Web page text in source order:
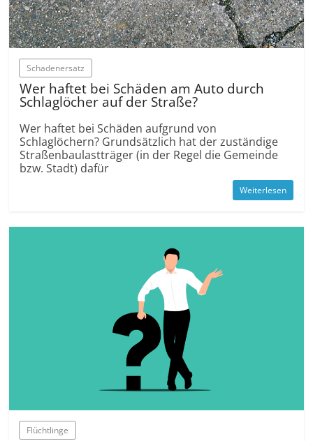
Schadenersatz
Wer haftet bei Schäden am Auto durch
Schlaglöcher auf der Straße?
Wer haftet bei Schäden aufgrund von
Schlaglöchern? Grundsätzlich hat der zuständige
Straßenbaulastträger (in der Regel die Gemeinde
bzw. Stadt) dafür
Weiterlesen
Flüchtlinge